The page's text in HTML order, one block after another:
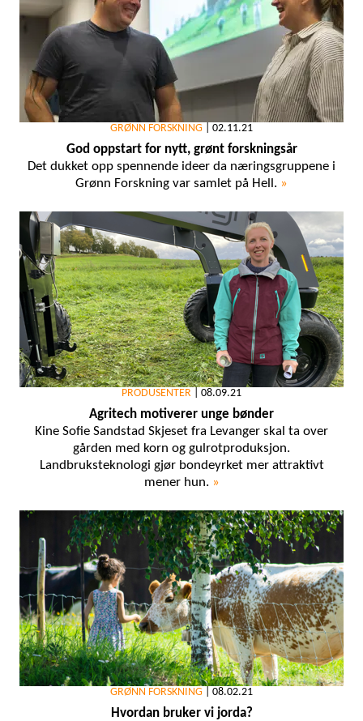
GRØNN FORSKNING 02.11.21
God oppstart for nytt, grønt forskningsår
Det dukket opp spennende ideer da næringsgruppene i
Grønn Forskning var samlet på Hell. »
PRODUSENTER 08.09.21
Agritech motiverer unge bønder
Kine Sofie Sandstad Skjeset fra Levanger skal ta over
gården med korn og gulrotproduksjon.
Landbruksteknologi gjør bondeyrket mer attraktivt
mener hun. »
GRØNN FORSKNING 08.02.21
Hvordan bruker vi jorda?